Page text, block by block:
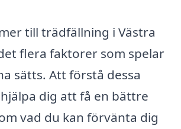
till trädfällning i Västra
flera faktorer som spelar
sätts. Att förstå dessa
dig att få en bättre
vad du kan förvänta dig